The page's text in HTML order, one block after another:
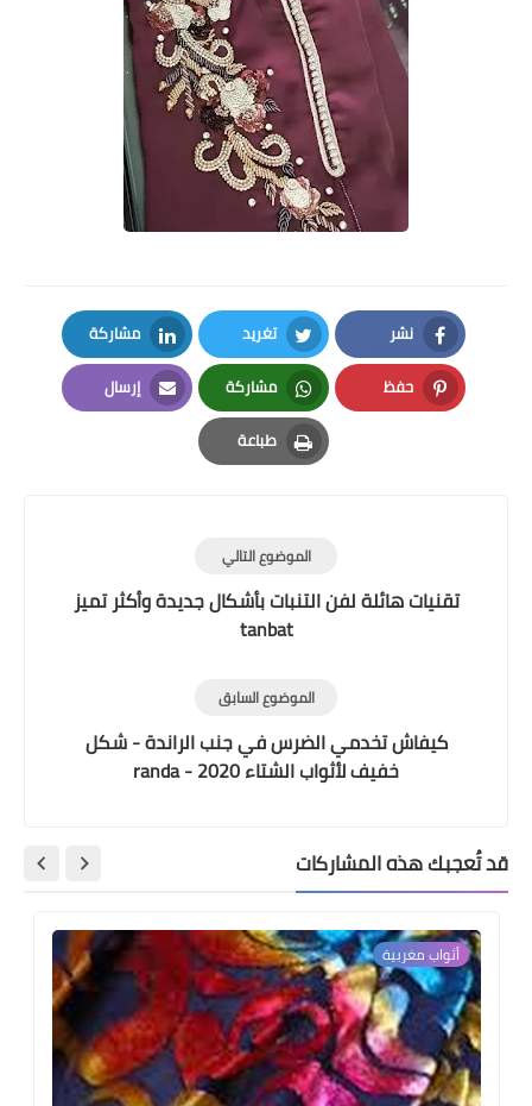
نشر
Facebook
تغريد
Twitter
مشاركة
LinkedIn
حفظ
Pinterest
مشاركة
Whatsapp
إرسال
Email
طباعة
Print
الموضوع التالي
تقنيات هائلة لفن التنبات بأشكال جديدة وأكثر تميز
tanbat
الموضوع السابق
كيفاش تخدمي الضرس في جنب الراندة - شكل
خفيف لأثواب الشتاء 2020 - randa
قد تُعجبك هذه المشاركات
أثواب مغربية